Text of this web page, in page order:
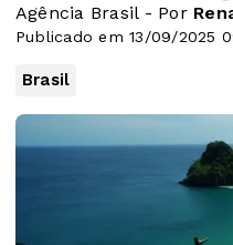
Agência Brasil - Por
Publicado em 13/09/2025
Brasil